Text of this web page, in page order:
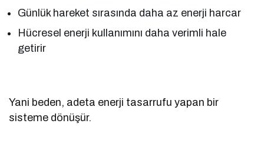
Günlük hareket sırasında daha az enerji harcar
Hücresel enerji kullanımını daha verimli hale
getirir
Yani beden, adeta enerji tasarrufu yapan bir
sisteme dönüşür.